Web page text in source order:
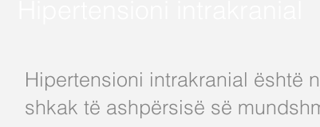
Hipertensioni intrakranial është
shkak të ashpërsisë së